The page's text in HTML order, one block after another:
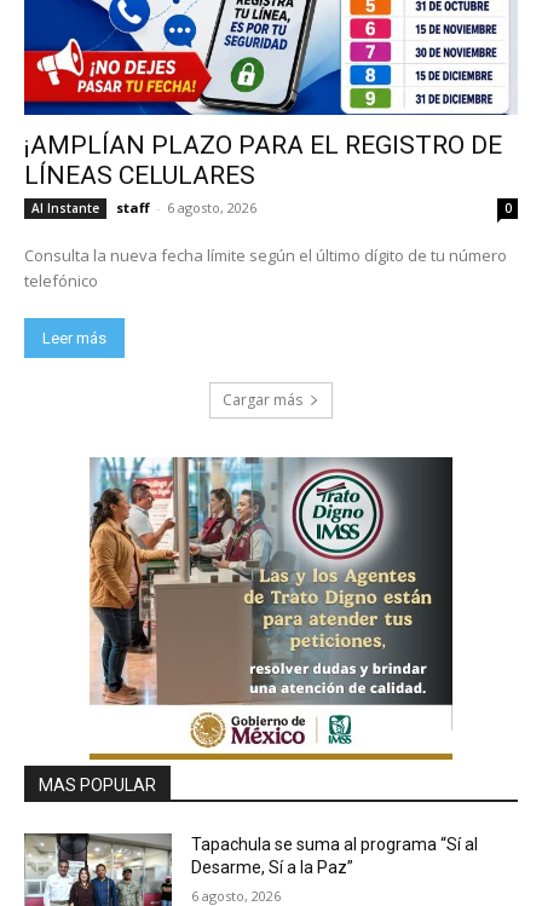
¡AMPLÍAN PLAZO PARA EL REGISTRO DE
LÍNEAS CELULARES
Al Instante staff - 6 agosto, 2026 0
Consulta la nueva fecha límite según el último dígito de tu número
telefónico
Leer más
Cargar más
MAS POPULAR
Tapachula se suma al programa “Sí al
Desarme, Sí a la Paz”
6 agosto, 2026